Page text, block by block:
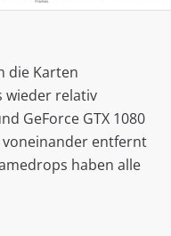
die Karten
wieder relativ
GeForce GTX 1080
entfernt
haben alle